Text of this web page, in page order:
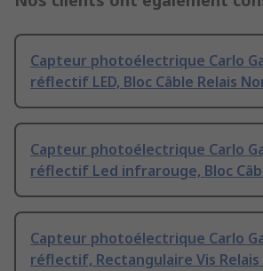
Capteur photoélectrique Carlo
réflectif LED, Bloc Câble Relais
Capteur photoélectrique Carlo
réflectif Led infrarouge, Bloc
Capteur photoélectrique Carlo
réflectif, Rectangulaire Vis Relais